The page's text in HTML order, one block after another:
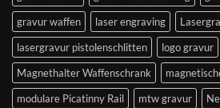
gravur waffen
laser engraving
lasergravur pistolenschlitten
logo gravur
Magnethalter Waffenschrank
modulare Picatinny Rail
mtw gravur